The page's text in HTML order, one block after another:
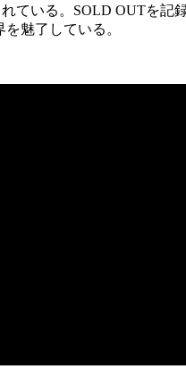
ている。 SOLD OUTを記
魅了している。